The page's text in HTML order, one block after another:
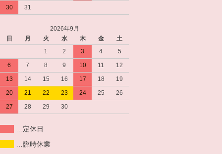
30
31
2026年9月
日
月 火 水 木 金
土
1
2 3 4
5
6
7 8 9 10 11
12
13
14 15 16 17 18
19
20
21 22 23 24 25
26
27
28 29 30
…定休日
…臨時休業